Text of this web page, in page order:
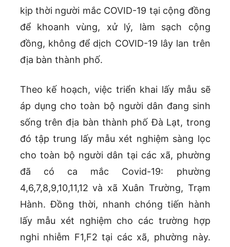
kịp thời người mắc COVID-19 tại cộng đồng
để khoanh vùng, xử lý, làm sạch cộng
đồng, không để dịch COVID-19 lây lan trên
địa bàn thành phố.
Theo kế hoạch, việc triển khai lấy mẫu sẽ
áp dụng cho toàn bộ người dân đang sinh
sống trên địa bàn thành phố Đà Lạt, trong
đó tập trung lấy mẫu xét nghiệm sàng lọc
cho toàn bộ người dân tại các xã, phường
đã có ca mắc Covid-19: phường
4,6,7,8,9,10,11,12 và xã Xuân Trường, Trạm
Hành. Đồng thời, nhanh chóng tiến hành
lấy mẫu xét nghiệm cho các trường hợp
nghi nhiễm F1,F2 tại các xã, phường này.